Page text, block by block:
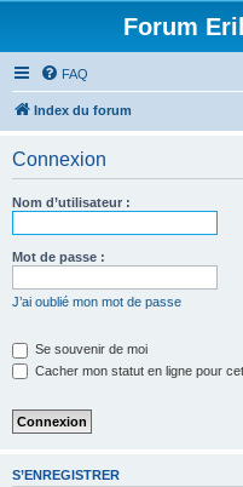
Forum
FAQ
Index du forum
Connexion
Nom d’utilisateur :
Mot de passe :
J’ai oublié mon mot de passe
Se souvenir de moi
Cacher mon statut en ligne pour
S’ENREGISTRER